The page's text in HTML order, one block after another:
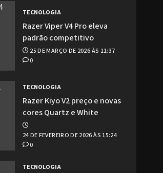
TECNOLOGIA
Razer Viper V4 Pro eleva
padrão competitivo
25 DE MARÇO DE 2026 ÀS 11:37
0
TECNOLOGIA
Razer Kiyo V2 preço e novas
cores Quartz e White
24 DE FEVEREIRO DE 2026 ÀS 15:24
0
TECNOLOGIA